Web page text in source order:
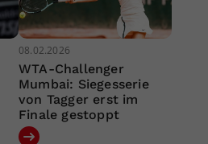
08.02.2026
WTA-Challenger
Mumbai: Siegesserie
von Tagger erst im
Finale gestoppt